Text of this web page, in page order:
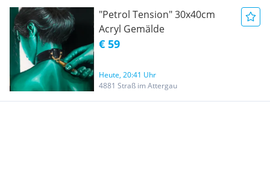
"Petrol Tension" 30x40cm
Acryl Gemälde
€ 59
Heute, 20:41 Uhr
4881 Straß im Attergau